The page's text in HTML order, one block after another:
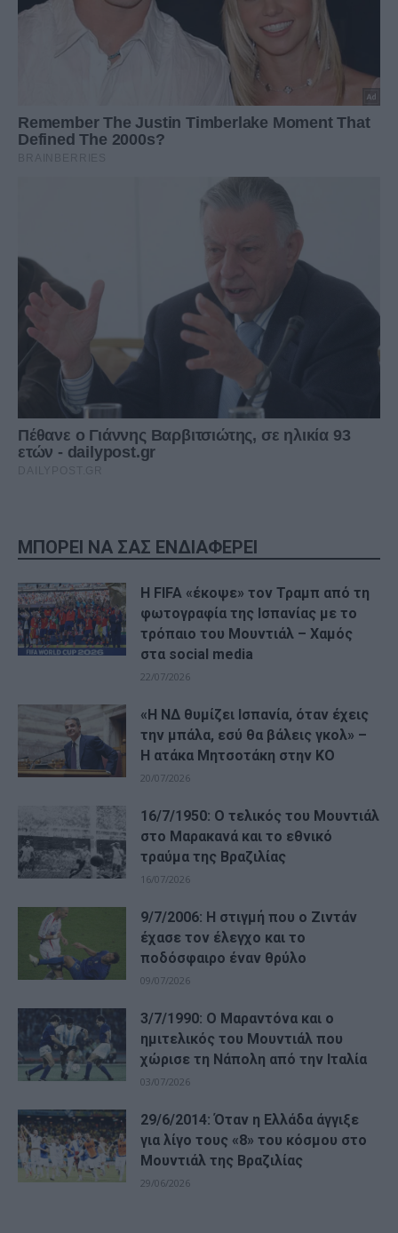
ΜΠΟΡΕΙ ΝΑ ΣΑΣ ΕΝΔΙΑΦΕΡΕΙ
Η FIFA «έκοψε» τον Τραμπ από τη
φωτογραφία της Ισπανίας με το
τρόπαιο του Μουντιάλ – Χαμός
στα social media
22/07/2026
«Η ΝΔ θυμίζει Ισπανία, όταν έχεις
την μπάλα, εσύ θα βάλεις γκολ» –
Η ατάκα Μητσοτάκη στην ΚΟ
20/07/2026
16/7/1950: Ο τελικός του Μουντιάλ
στο Μαρακανά και το εθνικό
τραύμα της Βραζιλίας
16/07/2026
9/7/2006: Η στιγμή που ο Ζιντάν
έχασε τον έλεγχο και το
ποδόσφαιρο έναν θρύλο
09/07/2026
3/7/1990: Ο Μαραντόνα και ο
ημιτελικός του Μουντιάλ που
χώρισε τη Νάπολη από την Ιταλία
03/07/2026
29/6/2014: Όταν η Ελλάδα άγγιξε
για λίγο τους «8» του κόσμου στο
Μουντιάλ της Βραζιλίας
29/06/2026